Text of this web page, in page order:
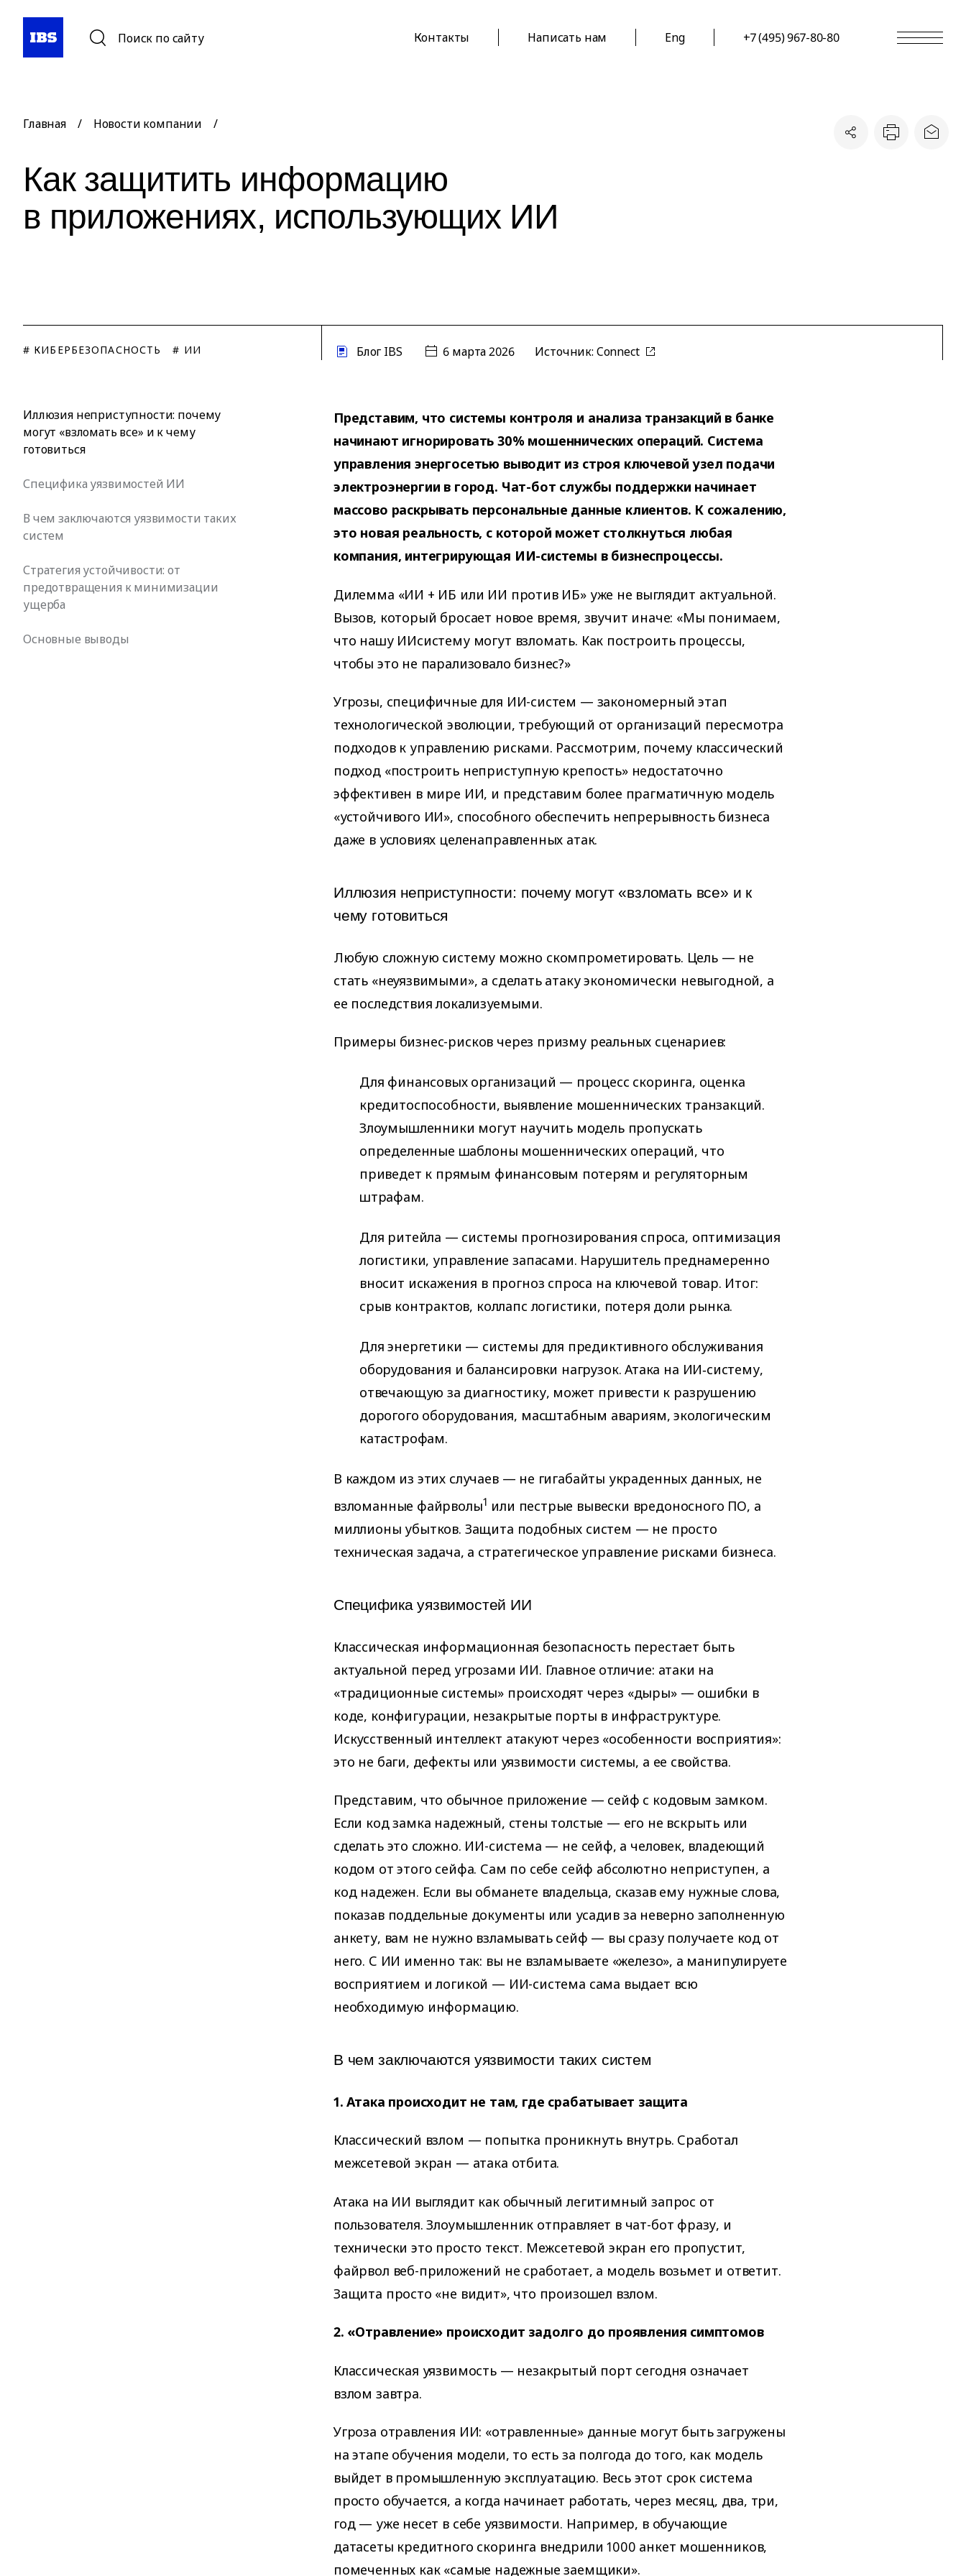
Поиск по сайту Контакты Написать нам Eng +7 (495) 967-80-80
Главная / Новости компании /
Как защитить информацию
в приложениях, использующих ИИ
# КИБЕРБЕЗОПАСНОСТЬ # ИИ Блог IBS 6 марта 2026 Источник: Connect
Иллюзия неприступности: почему
могут «взломать все» и к чему
готовиться
Специфика уязвимостей ИИ
В чем заключаются уязвимости таких
систем
Стратегия устойчивости: от
предотвращения к минимизации
ущерба
Основные выводы
Представим, что системы контроля и анализа транзакций в банке
начинают игнорировать 30% мошеннических операций. Система
управления энергосетью выводит из строя ключевой узел подачи
электроэнергии в город. Чат-бот службы поддержки начинает
массово раскрывать персональные данные клиентов. К сожалению,
это новая реальность, с которой может столкнуться любая
компания, интегрирующая ИИ-системы в бизнеспроцессы.
Дилемма «ИИ + ИБ или ИИ против ИБ» уже не выглядит актуальной.
Вызов, который бросает новое время, звучит иначе: «Мы понимаем,
что нашу ИИсистему могут взломать. Как построить процессы,
чтобы это не парализовало бизнес?»
Угрозы, специфичные для ИИ-систем — закономерный этап
технологической эволюции, требующий от организаций пересмотра
подходов к управлению рисками. Рассмотрим, почему классический
подход «построить неприступную крепость» недостаточно
эффективен в мире ИИ, и представим более прагматичную модель
«устойчивого ИИ», способного обеспечить непрерывность бизнеса
даже в условиях целенаправленных атак.
Иллюзия неприступности: почему могут «взломать все» и к
чему готовиться
Любую сложную систему можно скомпрометировать. Цель — не
стать «неуязвимыми», а сделать атаку экономически невыгодной, а
ее последствия локализуемыми.
Примеры бизнес-рисков через призму реальных сценариев:
Для финансовых организаций — процесс скоринга, оценка
кредитоспособности, выявление мошеннических транзакций.
Злоумышленники могут научить модель пропускать
определенные шаблоны мошеннических операций, что
приведет к прямым финансовым потерям и регуляторным
штрафам.
Для ритейла — системы прогнозирования спроса, оптимизация
логистики, управление запасами. Нарушитель преднамеренно
вносит искажения в прогноз спроса на ключевой товар. Итог:
срыв контрактов, коллапс логистики, потеря доли рынка.
Для энергетики — системы для предиктивного обслуживания
оборудования и балансировки нагрузок. Атака на ИИ‑систему,
отвечающую за диагностику, может привести к разрушению
дорогого оборудования, масштабным авариям, экологическим
катастрофам.
В каждом из этих случаев — не гигабайты украденных данных, не
взломанные файрволы1 или пестрые вывески вредоносного ПО, а
миллионы убытков. Защита подобных систем — не просто
техническая задача, а стратегическое управление рисками бизнеса.
Специфика уязвимостей ИИ
Классическая информационная безопасность перестает быть
актуальной перед угрозами ИИ. Главное отличие: атаки на
«традиционные системы» происходят через «дыры» — ошибки в
коде, конфигурации, незакрытые порты в инфраструктуре.
Искусственный интеллект атакуют через «особенности восприятия»:
это не баги, дефекты или уязвимости системы, а ее свойства.
Представим, что обычное приложение — сейф с кодовым замком.
Если код замка надежный, стены толстые — его не вскрыть или
сделать это сложно. ИИ-система — не сейф, а человек, владеющий
кодом от этого сейфа. Сам по себе сейф абсолютно неприступен, а
код надежен. Если вы обманете владельца, сказав ему нужные слова,
показав поддельные документы или усадив за неверно заполненную
анкету, вам не нужно взламывать сейф — вы сразу получаете код от
него. С ИИ именно так: вы не взламываете «железо», а манипулируете
восприятием и логикой — ИИ-система сама выдает всю
необходимую информацию.
В чем заключаются уязвимости таких систем
1. Атака происходит не там, где срабатывает защита
Классический взлом — попытка проникнуть внутрь. Сработал
межсетевой экран — атака отбита.
Атака на ИИ выглядит как обычный легитимный запрос от
пользователя. Злоумышленник отправляет в чат-бот фразу, и
технически это просто текст. Межсетевой экран его пропустит,
файрвол веб-приложений не сработает, а модель возьмет и ответит.
Защита просто «не видит», что произошел взлом.
2. «Отравление» происходит задолго до проявления симптомов
Классическая уязвимость — незакрытый порт сегодня означает
взлом завтра.
Угроза отравления ИИ: «отравленные» данные могут быть загружены
на этапе обучения модели, то есть за полгода до того, как модель
выйдет в промышленную эксплуатацию. Весь этот срок система
просто обучается, а когда начинает работать, через месяц, два, три,
год — уже несет в себе уязвимости. Например, в обучающие
датасеты кредитного скоринга внедрили 1000 анкет мошенников,
помеченных как «самые надежные заемщики».